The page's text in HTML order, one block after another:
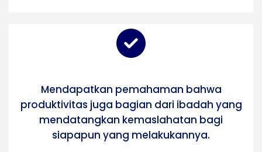
Mendapatkan pemahaman bahwa
produktivitas juga bagian dari ibadah yang
mendatangkan kemaslahatan bagi
siapapun yang melakukannya.